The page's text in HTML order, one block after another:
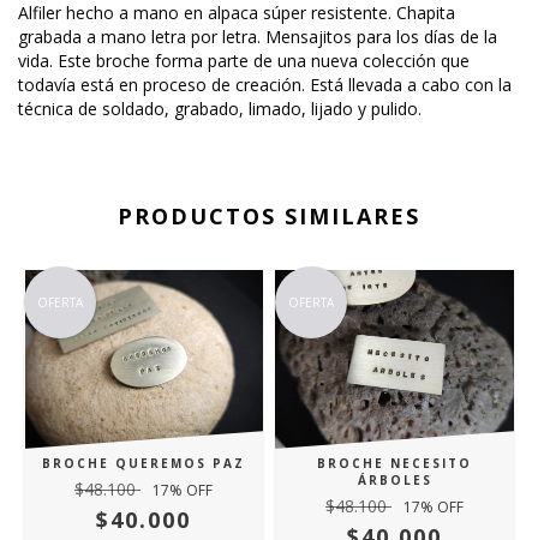
Alfiler hecho a mano en alpaca súper resistente. Chapita
grabada a mano letra por letra. Mensajitos para los días de la
vida. Este broche forma parte de una nueva colección que
todavía está en proceso de creación. Está llevada a cabo con la
técnica de soldado, grabado, limado, lijado y pulido.
PRODUCTOS SIMILARES
OFERTA
BROCHE QUEREMOS PAZ
$48.100 17% OFF
$40.000
OFERTA
BROCHE NECESITO
ÁRBOLES
$48.100 17% OFF